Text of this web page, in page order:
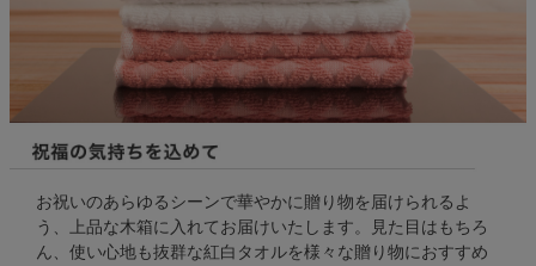
お祝いのあらゆるシーンで華やかに贈り物を届けられるよ
う、上品な木箱に入れてお届けいたします。見た目はもちろ
ん、使い心地も抜群な紅白タオルを様々な贈り物におすすめ